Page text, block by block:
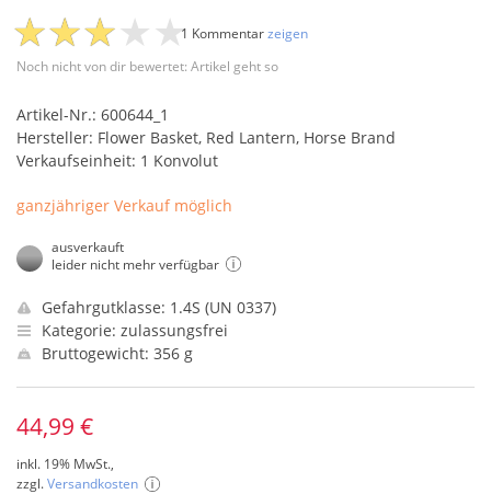
Noch nicht von dir bewertet: Artikel geht so
1 Kommentarzeigen
Artikel-Nr.: 600644_1
Hersteller: Flower Basket, Red Lantern, Horse Brand
Verkaufseinheit: 1 Konvolut
ganzjähriger Verkauf möglich
ausverkauft
leider nicht mehr verfügbar
Gefahrgutklasse: 1.4S (UN 0337)
Kategorie: zulassungsfrei
Bruttogewicht: 356 g
44,99 €
inkl. 19% MwSt.,
zzgl.Versandkosten